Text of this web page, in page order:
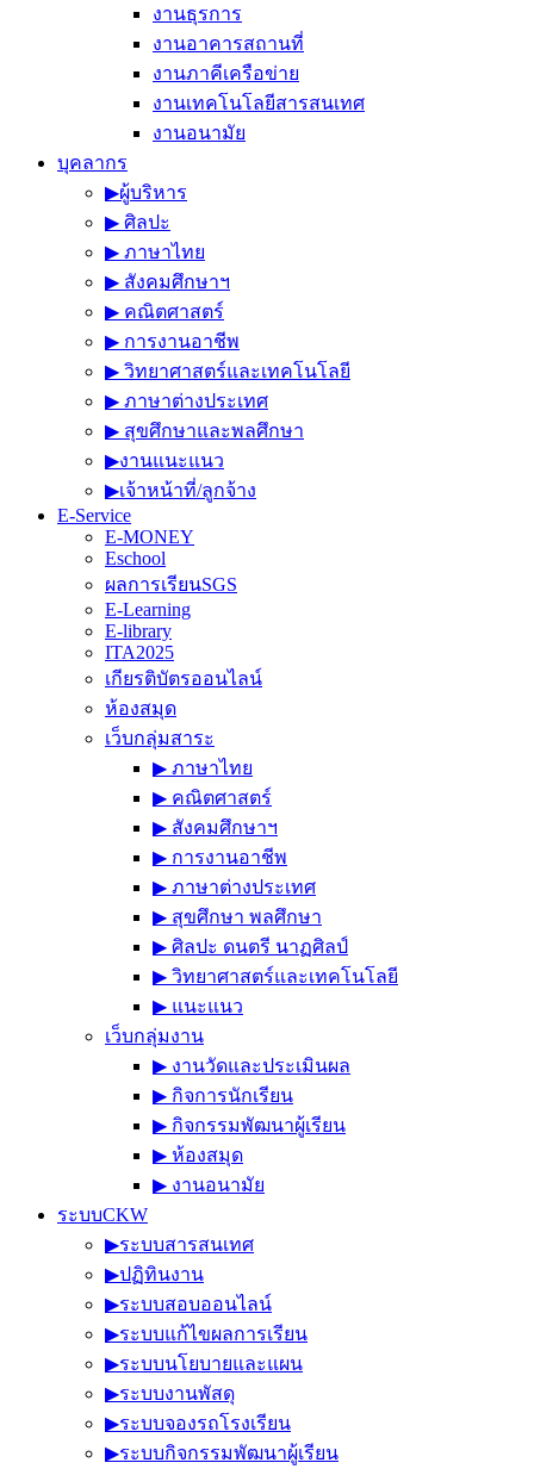
งานธุรการ
งานอาคารสถานที่
งานภาคีเครือข่าย
งานเทคโนโลยีสารสนเทศ
งานอนามัย
บุคลากร
▶︎ผู้บริหาร
▶︎ ศิลปะ
▶︎ ภาษาไทย
▶︎ สังคมศึกษาฯ
▶︎ คณิตศาสตร์
▶︎ การงานอาชีพ
▶︎ วิทยาศาสตร์และเทคโนโลยี
▶︎ ภาษาต่างประเทศ
▶︎ สุขศึกษาและพลศึกษา
▶︎งานแนะแนว
▶︎เจ้าหน้าที่/ลูกจ้าง
E-Service
E-MONEY
Eschool
ผลการเรียนSGS
E-Learning
E-library
ITA2025
เกียรติบัตรออนไลน์
ห้องสมุด
เว็บกลุ่มสาระ
▶︎ ภาษาไทย
▶︎ คณิตศาสตร์
▶︎ สังคมศึกษาฯ
▶︎ การงานอาชีพ
▶︎ ภาษาต่างประเทศ
▶︎ สุขศึกษา พลศึกษา
▶︎ ศิลปะ ดนตรี นาฏศิลป์
▶︎ วิทยาศาสตร์และเทคโนโลยี
▶︎ แนะแนว
เว็บกลุ่มงาน
▶︎ งานวัดและประเมินผล
▶︎ กิจการนักเรียน
▶︎ กิจกรรมพัฒนาผู้เรียน
▶︎ ห้องสมุด
▶︎ งานอนามัย
ระบบCKW
▶︎ระบบสารสนเทศ
▶︎ปฏิทินงาน
▶︎ระบบสอบออนไลน์
▶︎ระบบแก้ไขผลการเรียน
▶︎ระบบนโยบายและแผน
▶︎ระบบงานพัสดุ
▶︎ระบบจองรถโรงเรียน
▶︎ระบบกิจกรรมพัฒนาผู้เรียน